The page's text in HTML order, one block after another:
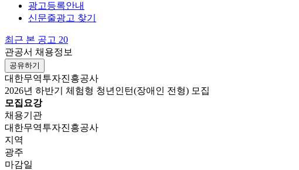
광고등록안내
신문줄광고 찾기
최근 본 공고 20
관공서 채용정보
공유하기
대한무역투자진흥공사
2026년 하반기 체험형 청년인턴(장애인 전형) 모집
모집요강
채용기관
대한무역투자진흥공사
지역
광주
마감일